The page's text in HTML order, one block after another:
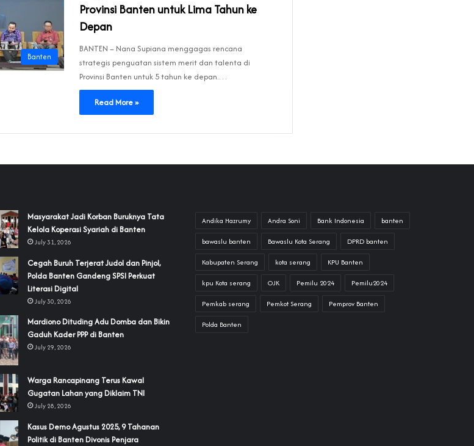
Banten
Provinsi Banten untuk Lima Tahun ke
Depan
BANTEN – Nana Supiana menggagas rencana
strategis penguatan sistem merit dan talenta di
Provinsi Banten untuk 5 tahun ke depan.…
Read More »
‎Masyarakat Jadi Korban Buruknya Tata
Kelola Koperasi Syariah di Banten
July 31, 2026
Cegah Buruh Terjerat Judol dan Pinjol,
Polda Banten Gandeng SPSI Perkuat
Literasi Digital
July 30, 2026
‎Mardiono Dituding Adu Domba dan Bikin
Gaduh Kader PPP di Banten
July 29, 2026
‎Warga Rancapinang Terus Kawal
Gugatan Lahan yang Diklaim TNI‎‎
July 28, 2026
‎Kasus Demo Agustus 2025, 9 Tahanan
Politik di Banten Divonis Penjara
Andika Hazrumy Andra Soni Bank Indonesia banten
bawaslu banten Bawaslu Kota Serang DPRD banten
Kabupaten Serang kota serang KPU Banten
kpu Kota serang OJK Pemilu 2024 Pemilu2024
Pemkab serang Pemkot Serang Pemprov Banten
Polda Banten